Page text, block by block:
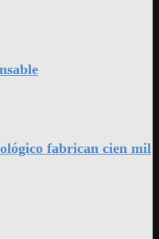
fabrican cien mil